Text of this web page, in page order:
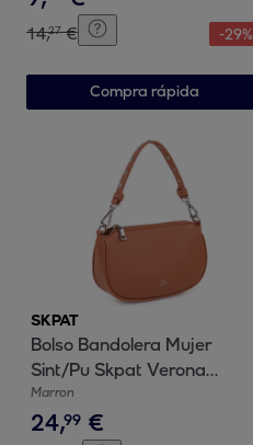
14,27 € -29%
Compra rápida
SKPAT
Bolso Bandolera Mujer
Sint/Pu Skpat Verona
Marron
Marron
24,99 €